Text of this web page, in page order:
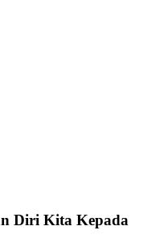
Diri Kita Kepada